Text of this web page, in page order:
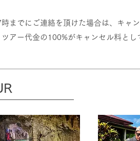
までにご連絡を頂けた場合は、キャ
アー代金の100%がキャンセル料とし